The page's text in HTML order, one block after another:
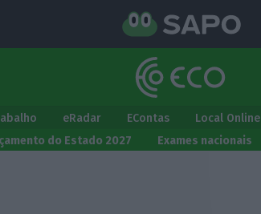
eRadar EContas Local Online
do Estado 2027 Exames nacionais